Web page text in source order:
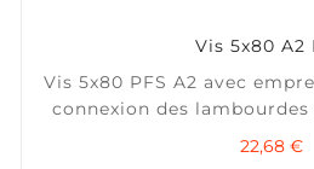
Vis 5x80 A2
Vis 5x80 PFS A2 avec
connexion des
de terrasse. ± 40
22,68 €